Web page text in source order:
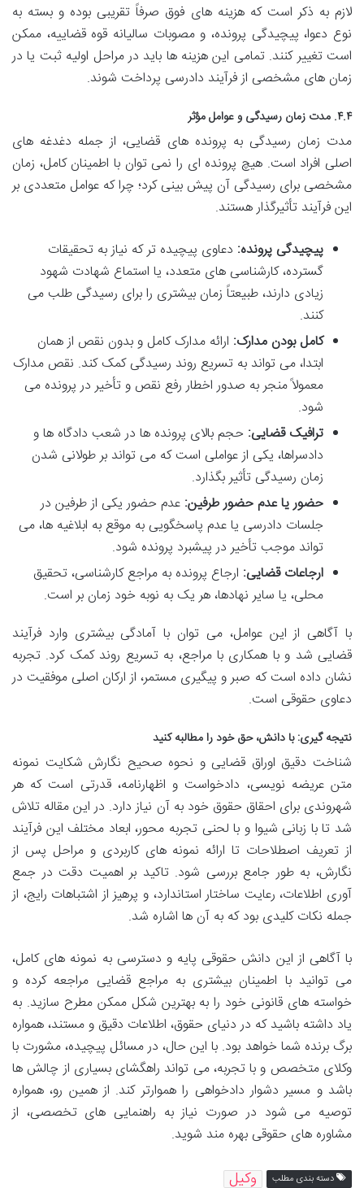
لازم به ذکر است که هزینه های فوق صرفاً تقریبی بوده و بسته به
نوع دعوا، پیچیدگی پرونده، و مصوبات سالیانه قوه قضاییه، ممکن
است تغییر کنند. تمامی این هزینه ها باید در مراحل اولیه ثبت یا در
زمان های مشخصی از فرآیند دادرسی پرداخت شوند.
۴.۴. مدت زمان رسیدگی و عوامل مؤثر
مدت زمان رسیدگی به پرونده های قضایی، از جمله دغدغه های
اصلی افراد است. هیچ پرونده ای را نمی توان با اطمینان کامل، زمان
مشخصی برای رسیدگی آن پیش بینی کرد؛ چرا که عوامل متعددی بر
این فرآیند تأثیرگذار هستند.
پیچیدگی پرونده: دعاوی پیچیده تر که نیاز به تحقیقات
گسترده، کارشناسی های متعدد، یا استماع شهادت شهود
زیادی دارند، طبیعتاً زمان بیشتری را برای رسیدگی طلب می
کنند.
کامل بودن مدارک: ارائه مدارک کامل و بدون نقص از همان
ابتدا، می تواند به تسریع روند رسیدگی کمک کند. نقص مدارک
معمولاً منجر به صدور اخطار رفع نقص و تأخیر در پرونده می
شود.
ترافیک قضایی: حجم بالای پرونده ها در شعب دادگاه ها و
دادسراها، یکی از عواملی است که می تواند بر طولانی شدن
زمان رسیدگی تأثیر بگذارد.
حضور یا عدم حضور طرفین: عدم حضور یکی از طرفین در
جلسات دادرسی یا عدم پاسخگویی به موقع به ابلاغیه ها، می
تواند موجب تأخیر در پیشبرد پرونده شود.
ارجاعات قضایی: ارجاع پرونده به مراجع کارشناسی، تحقیق
محلی، یا سایر نهادها، هر یک به نوبه خود زمان بر است.
با آگاهی از این عوامل، می توان با آمادگی بیشتری وارد فرآیند
قضایی شد و با همکاری با مراجع، به تسریع روند کمک کرد. تجربه
نشان داده است که صبر و پیگیری مستمر، از ارکان اصلی موفقیت در
دعاوی حقوقی است.
نتیجه گیری: با دانش، حق خود را مطالبه کنید
شناخت دقیق اوراق قضایی و نحوه صحیح نگارش شکایت نمونه
متن عریضه نویسی، دادخواست و اظهارنامه، قدرتی است که هر
شهروندی برای احقاق حقوق خود به آن نیاز دارد. در این مقاله تلاش
شد تا با زبانی شیوا و با لحنی تجربه محور، ابعاد مختلف این فرآیند
از تعریف اصطلاحات تا ارائه نمونه های کاربردی و مراحل پس از
نگارش، به طور جامع بررسی شود. تاکید بر اهمیت دقت در جمع
آوری اطلاعات، رعایت ساختار استاندارد، و پرهیز از اشتباهات رایج، از
جمله نکات کلیدی بود که به آن ها اشاره شد.
با آگاهی از این دانش حقوقی پایه و دسترسی به نمونه های کامل،
می توانید با اطمینان بیشتری به مراجع قضایی مراجعه کرده و
خواسته های قانونی خود را به بهترین شکل ممکن مطرح سازید. به
یاد داشته باشید که در دنیای حقوق، اطلاعات دقیق و مستند، همواره
برگ برنده شما خواهد بود. با این حال، در مسائل پیچیده، مشورت با
وکلای متخصص و با تجربه، می تواند راهگشای بسیاری از چالش ها
باشد و مسیر دشوار دادخواهی را هموارتر کند. از همین رو، همواره
توصیه می شود در صورت نیاز به راهنمایی های تخصصی، از
مشاوره های حقوقی بهره مند شوید.
دسته بندی مطلب وکیل